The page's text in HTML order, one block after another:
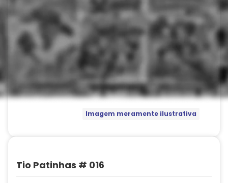
Imagem meramente ilustrativa
Tio Patinhas # 016